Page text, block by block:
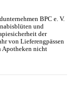
BPC e. V.
und
der
von Lieferengpässen
Apotheken nicht
oder der verordnete